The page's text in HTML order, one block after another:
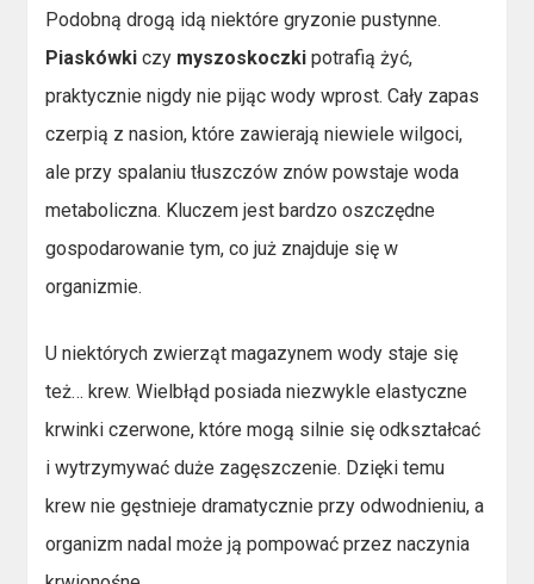
Podobną drogą idą niektóre gryzonie pustynne.
Piaskówki czy myszoskoczki potrafią żyć,
praktycznie nigdy nie pijąc wody wprost. Cały zapas
czerpią z nasion, które zawierają niewiele wilgoci,
ale przy spalaniu tłuszczów znów powstaje woda
metaboliczna. Kluczem jest bardzo oszczędne
gospodarowanie tym, co już znajduje się w
organizmie.
U niektórych zwierząt magazynem wody staje się
też… krew. Wielbłąd posiada niezwykle elastyczne
krwinki czerwone, które mogą silnie się odkształcać
i wytrzymywać duże zagęszczenie. Dzięki temu
krew nie gęstnieje dramatycznie przy odwodnieniu, a
organizm nadal może ją pompować przez naczynia